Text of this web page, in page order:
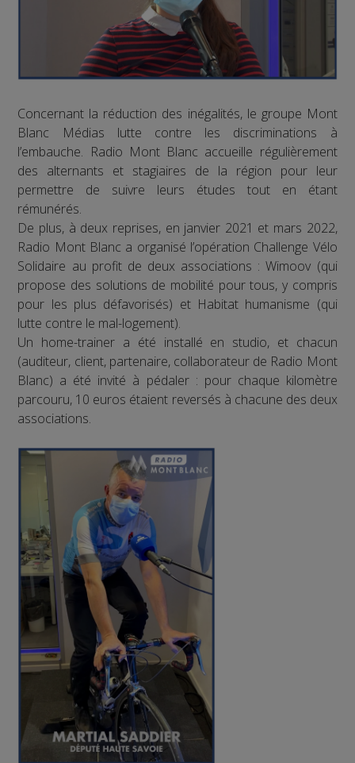
Concernant la réduction des inégalités, le groupe Mont
Blanc Médias lutte contre les discriminations à
l’embauche. Radio Mont Blanc accueille régulièrement
des alternants et stagiaires de la région pour leur
permettre de suivre leurs études tout en étant
rémunérés.
De plus, à deux reprises, en janvier 2021 et mars 2022,
Radio Mont Blanc a organisé l’opération Challenge Vélo
Solidaire au profit de deux associations : Wimoov (qui
propose des solutions de mobilité pour tous, y compris
pour les plus défavorisés) et Habitat humanisme (qui
lutte contre le mal-logement).
Un home-trainer a été installé en studio, et chacun
(auditeur, client, partenaire, collaborateur de Radio Mont
Blanc) a été invité à pédaler : pour chaque kilomètre
parcouru, 10 euros étaient reversés à chacune des deux
associations.